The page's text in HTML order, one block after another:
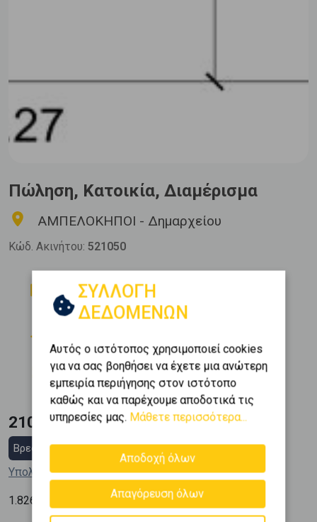
Πώληση, Κατοικία, Διαμέρισμα
ΑΜΠΕΛΟΚΗΠΟΙ - Δημαρχείου
Κώδ. Ακινήτου: 521050
Δωμάτια
3
Όροφος
Θέση Στάθμευσης
Εμβαδόν
115 m
Κατασκευή
2027
210.000 €
Βρες στεγαστικό δάνειο
Υπολόγισε τη δόση μου
1.826
ΣΥΛΛΟΓΗ
ΔΕΔΟΜΕΝΩΝ
Αυτός ο ιστότοπος χρησιμοποιεί cookies
για να σας βοηθήσει να έχετε μια ανώτερη
εμπειρία περιήγησης στον ιστότοπο
καθώς και να παρέχουμε αποδοτικά τις
υπηρεσίες μας. Μάθετε περισσότερα...
Αποδοχή όλων
Απαγόρευση όλων